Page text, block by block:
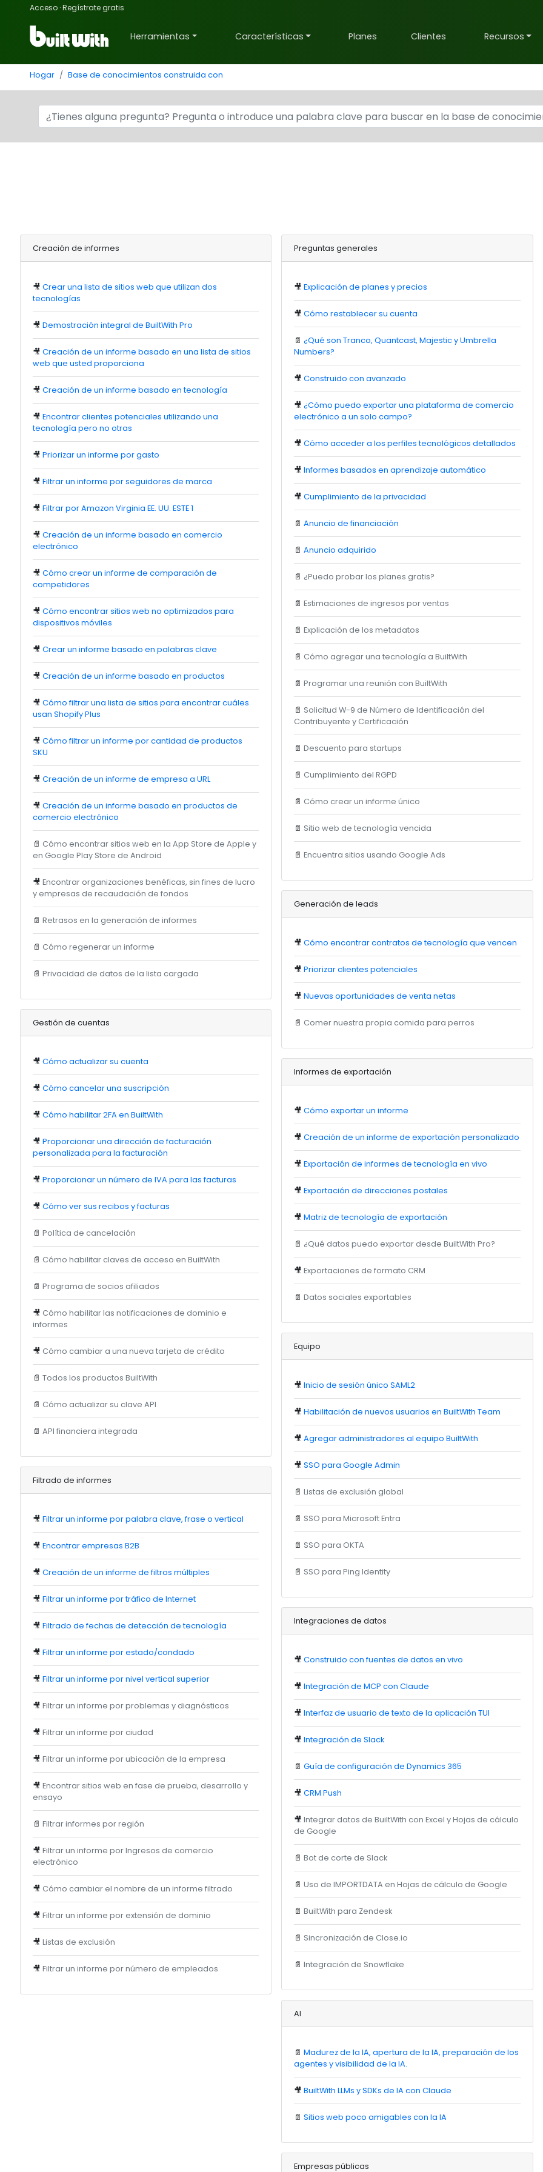
Acceso ·Regístrate gratis
Herramientas Características Planes Clientes Recursos
Hogar Base de conocimientos construida con
Creación de informes
🎥 Crear una lista de sitios web que utilizan dos
tecnologías
🎥 Demostración integral de BuiltWith Pro
🎥 Creación de un informe basado en una lista de sitios
web que usted proporciona
🎥 Creación de un informe basado en tecnología
🎥 Encontrar clientes potenciales utilizando una
tecnología pero no otras
🎥 Priorizar un informe por gasto
🎥 Filtrar un informe por seguidores de marca
🎥 Filtrar por Amazon Virginia EE. UU. ESTE 1
🎥 Creación de un informe basado en comercio
electrónico
🎥 Cómo crear un informe de comparación de
competidores
🎥 Cómo encontrar sitios web no optimizados para
dispositivos móviles
🎥 Crear un informe basado en palabras clave
🎥 Creación de un informe basado en productos
🎥 Cómo filtrar una lista de sitios para encontrar cuáles
usan Shopify Plus
🎥 Cómo filtrar un informe por cantidad de productos
SKU
🎥 Creación de un informe de empresa a URL
🎥 Creación de un informe basado en productos de
comercio electrónico
📄 Cómo encontrar sitios web en la App Store de Apple y
en Google Play Store de Android
🎥 Encontrar organizaciones benéficas, sin fines de lucro
y empresas de recaudación de fondos
📄 Retrasos en la generación de informes
📄 Cómo regenerar un informe
📄 Privacidad de datos de la lista cargada
Gestión de cuentas
🎥 Cómo actualizar su cuenta
🎥 Cómo cancelar una suscripción
🎥 Cómo habilitar 2FA en BuiltWith
🎥 Proporcionar una dirección de facturación
personalizada para la facturación
🎥 Proporcionar un número de IVA para las facturas
🎥 Cómo ver sus recibos y facturas
📄 Política de cancelación
📄 Cómo habilitar claves de acceso en BuiltWith
📄 Programa de socios afiliados
🎥 Cómo habilitar las notificaciones de dominio e
informes
🎥 Cómo cambiar a una nueva tarjeta de crédito
📄 Todos los productos BuiltWith
📄 Cómo actualizar su clave API
📄 API financiera integrada
Filtrado de informes
🎥 Filtrar un informe por palabra clave, frase o vertical
🎥 Encontrar empresas B2B
🎥 Creación de un informe de filtros múltiples
🎥 Filtrar un informe por tráfico de Internet
🎥 Filtrado de fechas de detección de tecnología
🎥 Filtrar un informe por estado/condado
🎥 Filtrar un informe por nivel vertical superior
🎥 Filtrar un informe por problemas y diagnósticos
🎥 Filtrar un informe por ciudad
🎥 Filtrar un informe por ubicación de la empresa
🎥 Encontrar sitios web en fase de prueba, desarrollo y
ensayo
📄 Filtrar informes por región
🎥 Filtrar un informe por Ingresos de comercio
electrónico
🎥 Cómo cambiar el nombre de un informe filtrado
🎥 Filtrar un informe por extensión de dominio
🎥 Listas de exclusión
🎥 Filtrar un informe por número de empleados
Preguntas generales
🎥Explicación de planes y precios
🎥Cómo restablecer su cuenta
📄¿Qué son Tranco, Quantcast, Majestic y Umbrella
Numbers?
🎥Construido con avanzado
🎥¿Cómo puedo exportar una plataforma de comercio
electrónico a un solo campo?
🎥Cómo acceder a los perfiles tecnológicos detallados
🎥Informes basados en aprendizaje automático
🎥Cumplimiento de la privacidad
📄Anuncio de financiación
📄Anuncio adquirido
📄 ¿Puedo probar los planes gratis?
📄Estimaciones de ingresos por ventas
📄Explicación de los metadatos
📄 Cómo agregar una tecnología a BuiltWith
📄Programar una reunión con BuiltWith
📄 Solicitud W-9 de Número de Identificación del
Contribuyente y Certificación
📄Descuento para startups
📄 Cumplimiento del RGPD
📄 Cómo crear un informe único
📄 Sitio web de tecnología vencida
📄Encuentra sitios usando Google Ads
Generación de leads
🎥Cómo encontrar contratos de tecnología que vencen
🎥Priorizar clientes potenciales
🎥Nuevas oportunidades de venta netas
📄 Comer nuestra propia comida para perros
Informes de exportación
🎥Cómo exportar un informe
🎥Creación de un informe de exportación personalizado
🎥Exportación de informes de tecnología en vivo
🎥Exportación de direcciones postales
🎥Matriz de tecnología de exportación
📄 ¿Qué datos puedo exportar desde BuiltWith Pro?
🎥Exportaciones de formato CRM
📄Datos sociales exportables
Equipo
🎥Inicio de sesión único SAML2
🎥Habilitación de nuevos usuarios en BuiltWith Team
🎥Agregar administradores al equipo BuiltWith
🎥SSO para Google Admin
📄Listas de exclusión global
📄 SSO para Microsoft Entra
📄 SSO para OKTA
📄 SSO para Ping Identity
Integraciones de datos
🎥Construido con fuentes de datos en vivo
🎥Integración de MCP con Claude
🎥Interfaz de usuario de texto de la aplicación TUI
🎥Integración de Slack
📄Guía de configuración de Dynamics 365
🎥CRM Push
🎥Integrar datos de BuiltWith con Excel y Hojas de cálculo
de Google
📄Bot de corte de Slack
📄Uso de IMPORTDATA en Hojas de cálculo de Google
📄BuiltWith para Zendesk
📄 Sincronización de Close.io
📄Integración de Snowflake
AI
📄Madurez de la IA, apertura de la IA, preparación de los
agentes y visibilidad de la IA.
🎥BuiltWith LLMs y SDKs de IA con Claude
📄Sitios web poco amigables con la IA
Empresas públicas